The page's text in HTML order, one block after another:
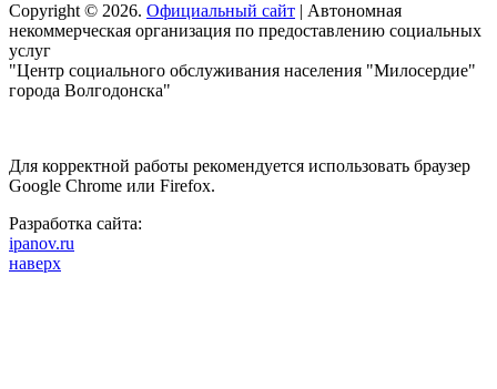
Copyright © 2026. Официальный сайт | Автономная
некоммерческая организация по предоставлению социальных
услуг
"Центр социального обслуживания населения "Милосердие"
города Волгодонска"
Для корректной работы рекомендуется использовать браузер
Google Chrome или Firefox.
Разработка сайта:
ipanov.ru
наверх